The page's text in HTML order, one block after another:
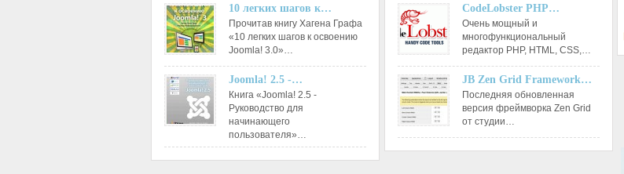
10 легких шагов к…
Прочитав книгу Хагена Графа
«10 легких шагов к освоению
Joomla! 3.0»…
Joomla! 2.5 -…
Книга «Joomla! 2.5 -
Руководство для
начинающего
пользователя»…
CodeLobster PHP…
Очень мощный и
многофункциональный
редактор РНР, HTML, CSS,…
JB Zen Grid Framework…
Последняя обновленная
версия фреймворка Zen Grid
от студии…